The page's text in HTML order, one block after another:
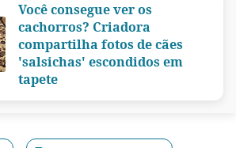
Você consegue ver os
cachorros? Criadora
compartilha fotos de cães
'salsichas' escondidos em
tapete